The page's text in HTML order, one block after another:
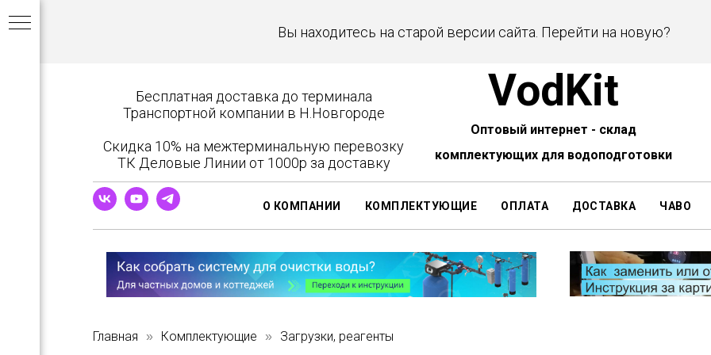
Вы находитесь на старой версии сайта. Перейти на новую?
VodKit
Оптовый интернет - склад
комплектующих для водоподготовки
Бесплатная доставка до терминала
Транспортной компании в Н.Новгороде
Скидка 10% на межтерминальную перевозку
ТК Деловые Линии от 1000р за доставку
О КОМПАНИИ КОМПЛЕКТУЮЩИЕ ОПЛАТА ДОСТАВКА ЧАВО
Главная » Комплектующие » Загрузки, реагенты